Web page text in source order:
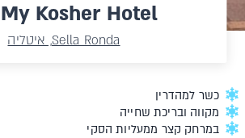
My Kosher Hotel
Sella Ronda, איטליה
כשר למהדרין
מקווה ובריכת שחייה
במרחק קצר ממעליות הסקי